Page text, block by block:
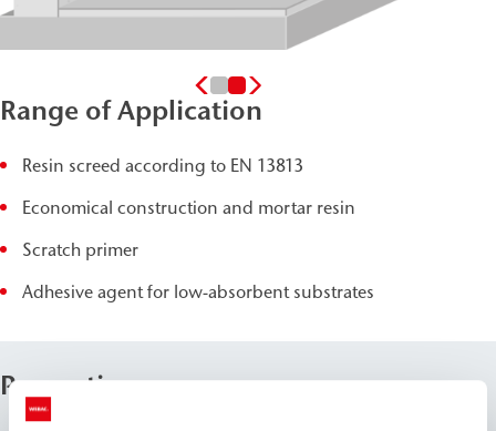
Range of Application
Resin screed according to EN 13813
Economical construction and mortar resin
Scratch primer
Adhesive agent for low-absorbent substrates
Properties